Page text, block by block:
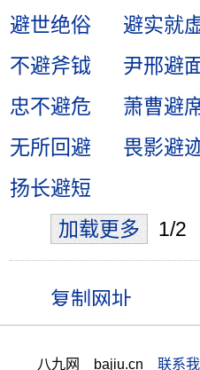
避世绝俗
避实就
不避斧钺
尹邢避
忠不避危
萧曹避
无所回避
畏影避
扬长避短
加载更多
1/2
八九网 bajiu.cn 联系